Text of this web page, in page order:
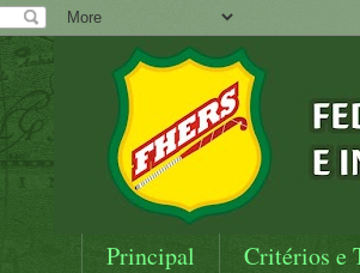
Principal Critérios e